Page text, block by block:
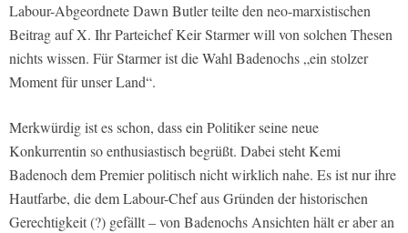
Labour-Abgeordnete Dawn Butler teilte den neo-marxistischen
Beitrag auf X. Ihr Parteichef Keir Starmer will von solchen Thesen
nichts wissen. Für Starmer ist die Wahl Badenochs „ein stolzer
Moment für unser Land“.
Merkwürdig ist es schon, dass ein Politiker seine neue
Konkurrentin so enthusiastisch begrüßt. Dabei steht Kemi
Badenoch dem Premier politisch nicht wirklich nahe. Es ist nur ihre
Hautfarbe, die dem Labour-Chef aus Gründen der historischen
Gerechtigkeit (?) gefällt – von Badenochs Ansichten hält er aber an